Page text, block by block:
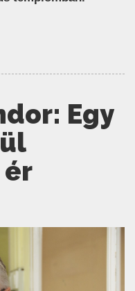
Egy